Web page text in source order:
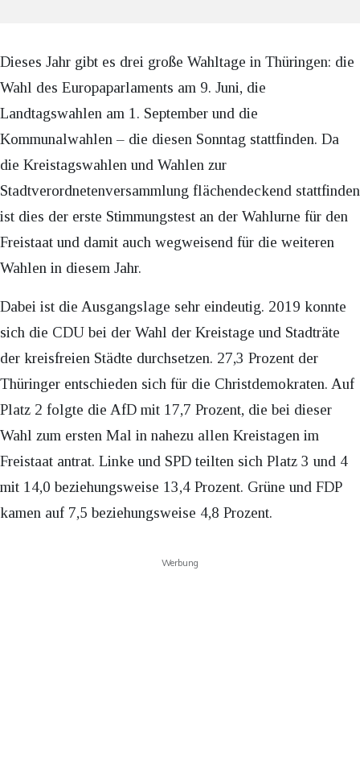
Dieses Jahr gibt es drei große Wahltage in Thüringen: die
Wahl des Europaparlaments am 9. Juni, die
Landtagswahlen am 1. September und die
Kommunalwahlen – die diesen Sonntag stattfinden. Da
die Kreistagswahlen und Wahlen zur
Stadtverordnetenversammlung flächendeckend stattfinden
ist dies der erste Stimmungstest an der Wahlurne für den
Freistaat und damit auch wegweisend für die weiteren
Wahlen in diesem Jahr.
Dabei ist die Ausgangslage sehr eindeutig. 2019 konnte
sich die CDU bei der Wahl der Kreistage und Stadträte
der kreisfreien Städte durchsetzen. 27,3 Prozent der
Thüringer entschieden sich für die Christdemokraten. Auf
Platz 2 folgte die AfD mit 17,7 Prozent, die bei dieser
Wahl zum ersten Mal in nahezu allen Kreistagen im
Freistaat antrat. Linke und SPD teilten sich Platz 3 und 4
mit 14,0 beziehungsweise 13,4 Prozent. Grüne und FDP
kamen auf 7,5 beziehungsweise 4,8 Prozent.
Werbung